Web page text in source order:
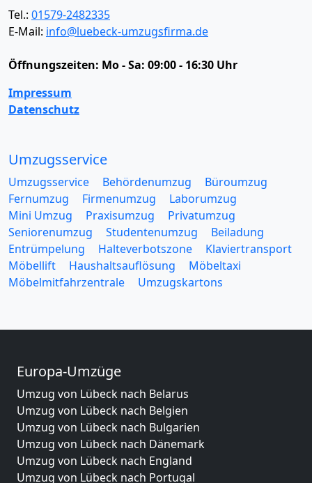
Tel.: 01579-2482335
E-Mail: info@luebeck-umzugsfirma.de
Öffnungszeiten: Mo - Sa: 09:00 - 16:30 Uhr
Impressum
Datenschutz
Umzugsservice
Umzugsservice Behördenumzug
Büroumzug
Fernumzug
Firmenumzug
Laborumzug
Mini Umzug
Praxisumzug
Privatumzug
Seniorenumzug
Studentenumzug
Beiladung
Entrümpelung
Halteverbotszone
Klaviertransport
Möbellift
Haushaltsauflösung
Möbeltaxi
Möbelmitfahrzentrale
Umzugskartons
Europa-Umzüge
Umzug von Lübeck nach Belarus
Umzug von Lübeck nach Belgien
Umzug von Lübeck nach Bulgarien
Umzug von Lübeck nach Dänemark
Umzug von Lübeck nach England
Umzug von Lübeck nach Portugal